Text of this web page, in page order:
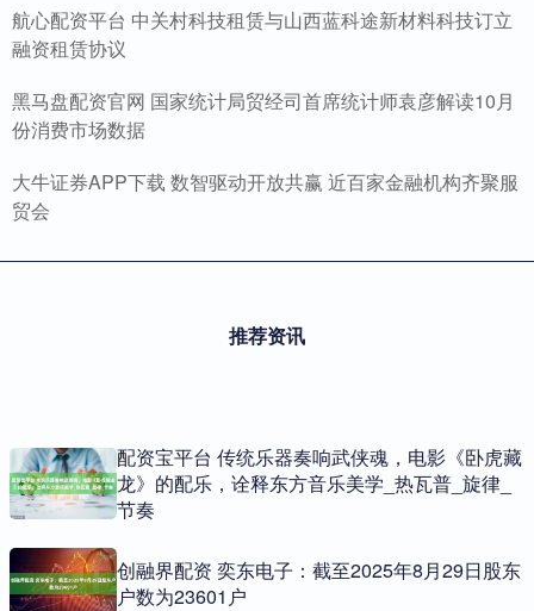
航心配资平台 中关村科技租赁与山西蓝科途新材料科技订立
融资租赁协议
黑马盘配资官网 国家统计局贸经司首席统计师袁彦解读10月
份消费市场数据
大牛证券APP下载 数智驱动开放共赢 近百家金融机构齐聚服
贸会
推荐资讯
配资宝平台 传统乐器奏响武侠魂，电影《卧虎藏
龙》的配乐，诠释东方音乐美学_热瓦普_旋律_
节奏
创融界配资 奕东电子：截至2025年8月29日股东
户数为23601户